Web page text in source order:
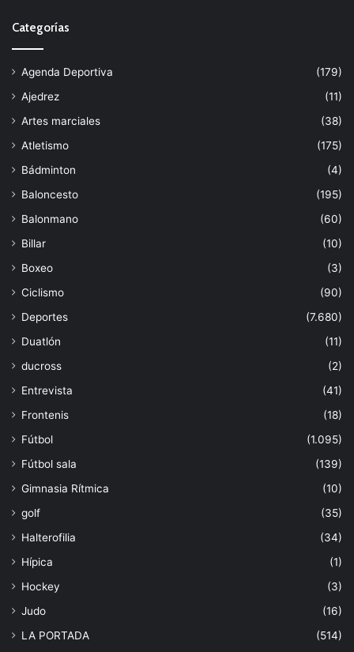
Categorías
Agenda Deportiva
(179)
Ajedrez
(11)
Artes marciales
(38)
Atletismo
(175)
Bádminton
(4)
Baloncesto
(195)
Balonmano
(60)
Billar
(10)
Boxeo
(3)
Ciclismo
(90)
Deportes
(7.680)
Duatlón
(11)
ducross
(2)
Entrevista
(41)
Frontenis
(18)
Fútbol
(1.095)
Fútbol sala
(139)
Gimnasia Rítmica
(10)
golf
(35)
Halterofilia
(34)
Hípica
(1)
Hockey
(3)
Judo
(16)
LA PORTADA
(514)